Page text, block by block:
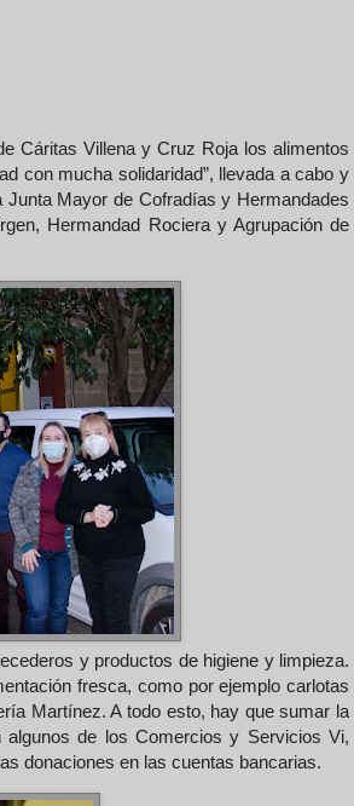
Cáritas Villena y Cruz Roja los alimentos
con mucha solidaridad”, llevada a cabo y
Mayor de Cofradías y Hermandades
Hermandad Rociera y Agrupación de
y productos de higiene y limpieza.
fresca, como por ejemplo carlotas
Martínez. A todo esto, hay que sumar la
de los Comercios y Servicios Vi,
donaciones en las cuentas bancarias.